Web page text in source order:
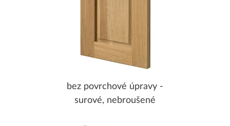
bez povrchové úpravy -
surové, nebroušené